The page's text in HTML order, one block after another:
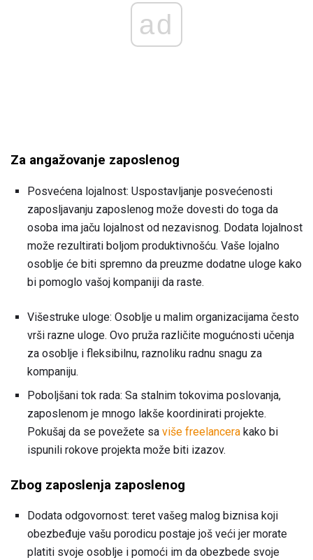
ad
Za angažovanje zaposlenog
Posvećena lojalnost: Uspostavljanje posvećenosti
zaposljavanju zaposlenog može dovesti do toga da
osoba ima jaču lojalnost od nezavisnog. Dodata lojalnost
može rezultirati boljom produktivnošću. Vaše lojalno
osoblje će biti spremno da preuzme dodatne uloge kako
bi pomoglo vašoj kompaniji da raste.
Višestruke uloge: Osoblje u malim organizacijama često
vrši razne uloge. Ovo pruža različite mogućnosti učenja
za osoblje i fleksibilnu, raznoliku radnu snagu za
kompaniju.
Poboljšani tok rada: Sa stalnim tokovima poslovanja,
zaposlenom je mnogo lakše koordinirati projekte.
Pokušaj da se povežete sa više freelancera kako bi
ispunili rokove projekta može biti izazov.
Zbog zaposlenja zaposlenog
Dodata odgovornost: teret vašeg malog biznisa koji
obezbeđuje vašu porodicu postaje još veći jer morate
platiti svoje osoblje i pomoći im da obezbede svoje